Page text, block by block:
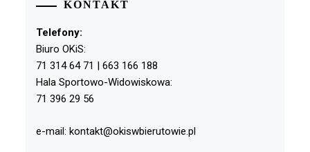
KONTAKT
Telefony:
Biuro OKiS:
71 314 64 71 | 663 166 188
Hala Sportowo-Widowiskowa:
71 396 29 56
e-mail: kontakt@okiswbierutowie.pl